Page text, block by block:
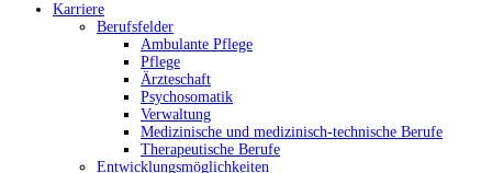
Karriere
Berufsfelder
Ambulante Pflege
Pflege
Ärzteschaft
Psychosomatik
Verwaltung
Medizinische und medizinisch-technische Berufe
Therapeutische Berufe
Entwicklungsmöglichkeiten